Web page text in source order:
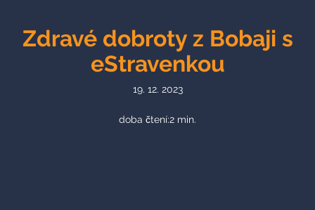
Zdravé dobroty z Bobaji s
eStravenkou
19. 12. 2023
doba čtení:2 min.